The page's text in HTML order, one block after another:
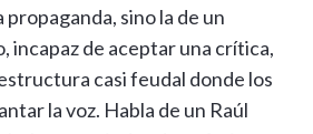
sino la de un
incapaz de aceptar una crítica,
casi feudal donde los
la voz. Habla de un Raúl